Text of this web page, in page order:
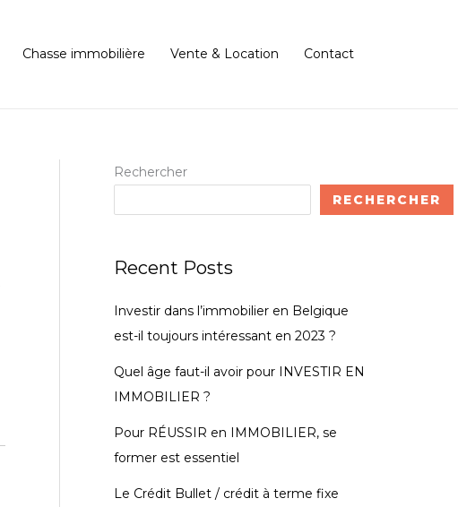
Chasse immobilière Vente & Location Contact
Rechercher
RECHERCHER
Recent Posts
Investir dans l’immobilier en Belgique
est-il toujours intéressant en 2023 ?
Quel âge faut-il avoir pour INVESTIR EN
IMMOBILIER ?
Pour RÉUSSIR en IMMOBILIER, se
former est essentiel
Le Crédit Bullet / crédit à terme fixe